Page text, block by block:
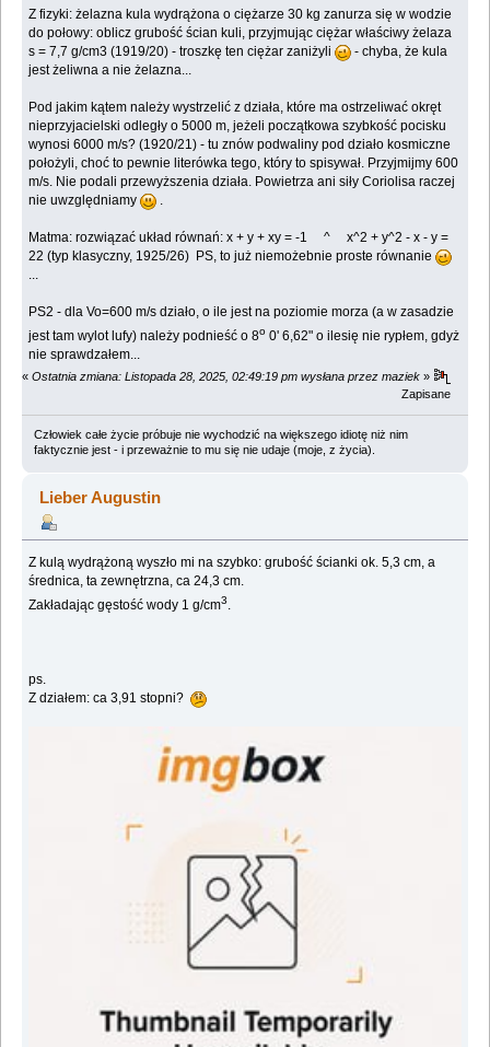
Z fizyki: żelazna kula wydrążona o ciężarze 30 kg zanurza się w wodzie
do połowy: oblicz grubość ścian kuli, przyjmując ciężar właściwy żelaza
s = 7,7 g/cm3 (1919/20) - troszkę ten ciężar zaniżyli
- chyba, że kula
jest żeliwna a nie żelazna...
Pod jakim kątem należy wystrzelić z działa, które ma ostrzeliwać okręt
nieprzyjacielski odległy o 5000 m, jeżeli początkowa szybkość pocisku
wynosi 6000 m/s? (1920/21) - tu znów podwaliny pod działo kosmiczne
położyli, choć to pewnie literówka tego, który to spisywał. Przyjmijmy 600
m/s. Nie podali przewyższenia działa. Powietrza ani siły Coriolisa raczej
nie uwzględniamy
Matma: rozwiązać układ równań: x + y + xy = -1 ^ x^2 + y^2 - x - y =
22 (typ klasyczny, 1925/26) PS, to już niemożebnie proste równanie
PS2 - dla Vo=600 m/s działo, o ile jest na poziomie morza (a w zasadzie
jest tam wylot lufy) należy podnieść o 8o 0' 6,62" o ilesię nie rypłem, gdyż
nie sprawdzałem...
« Ostatnia zmiana: Listopada 28, 2025, 02:49:19 pm wysłana przez maziek »
Zapisane
Człowiek całe życie próbuje nie wychodzić na większego idiotę niż nim
faktycznie jest - i przeważnie to mu się nie udaje (moje, z życia).
Lieber Augustin
Z kulą wydrążoną wyszło mi na szybko: grubość ścianki ok. 5,3 cm, a
średnica, ta zewnętrzna, ca 24,3 cm.
Zakładając gęstość wody 1 g/cm3.
ps.
Z działem: ca 3,91 stopni?